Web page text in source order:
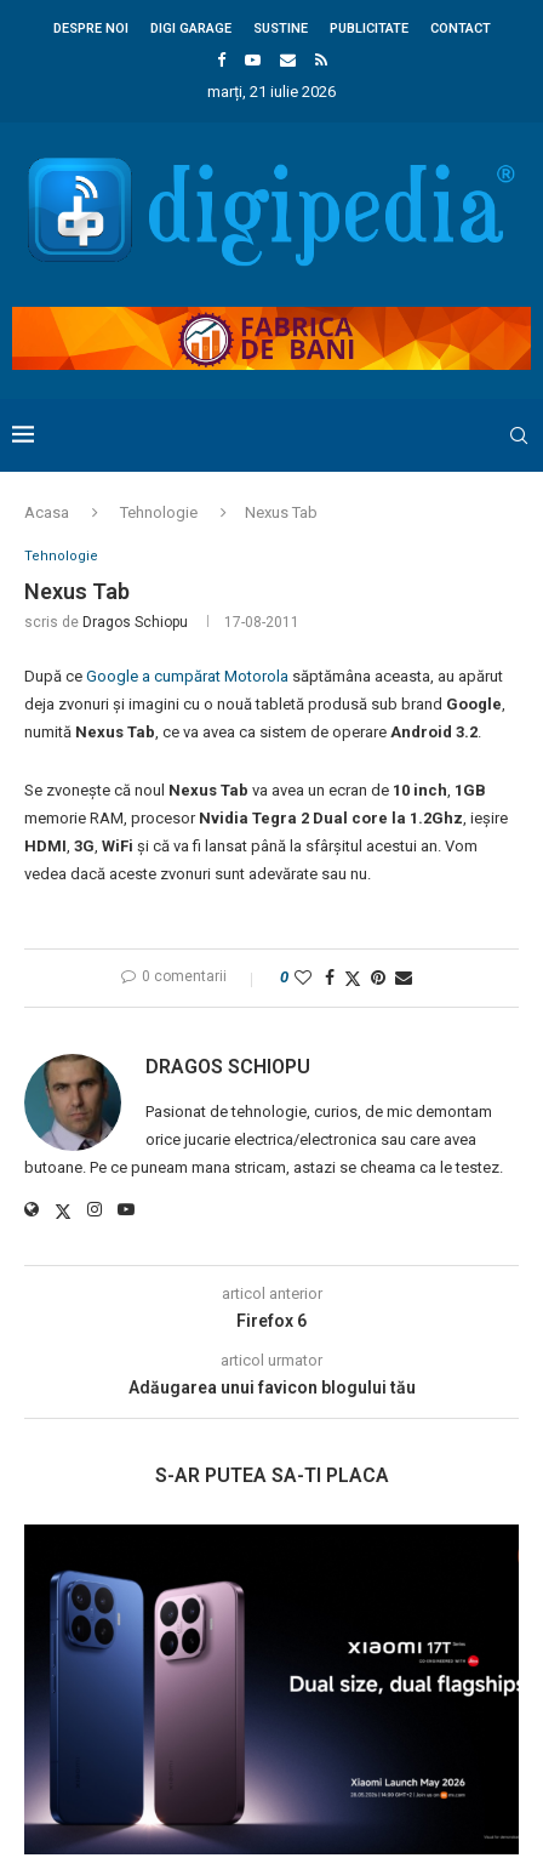
DESPRE NOI DIGI GARAGE SUSTINE PUBLICITATE CONTACT
marți, 21 iulie 2026
Acasa Tehnologie Nexus Tab
Tehnologie
Nexus Tab
scris de Dragos Schiopu 17-08-2011
După ce Google a cumpărat Motorola săptămâna aceasta, au apărut
deja zvonuri și imagini cu o nouă tabletă produsă sub brand Google,
numită Nexus Tab, ce va avea ca sistem de operare Android 3.2.
Se zvonește că noul Nexus Tab va avea un ecran de 10 inch, 1GB
memorie RAM, procesor Nvidia Tegra 2 Dual core la 1.2Ghz, ieșire
HDMI, 3G, WiFi și că va fi lansat până la sfârșitul acestui an. Vom
vedea dacă aceste zvonuri sunt adevărate sau nu.
0 comentarii 0
DRAGOS SCHIOPU
Pasionat de tehnologie, curios, de mic demontam
orice jucarie electrica/electronica sau care avea
butoane. Pe ce puneam mana stricam, astazi se cheama ca le testez.
articol anterior
Firefox 6
articol urmator
Adăugarea unui favicon blogului tău
S-AR PUTEA SA-TI PLACA